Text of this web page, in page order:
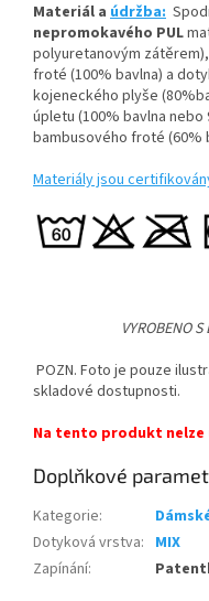
Materiál a údržba:
nepromokavého PUL
polyuretanovým
froté (100% bavlna) a
kojeneckého plyše
úpletu (100% bavlna
bambusového froté (60%
Materiály jsou
VYROBENO
POZN. Foto je pouze
skladové dostupnosti.
Na tento produkt
Doplňkové
Kategorie:
Dotyková vrstva: MIX
Zapínání: